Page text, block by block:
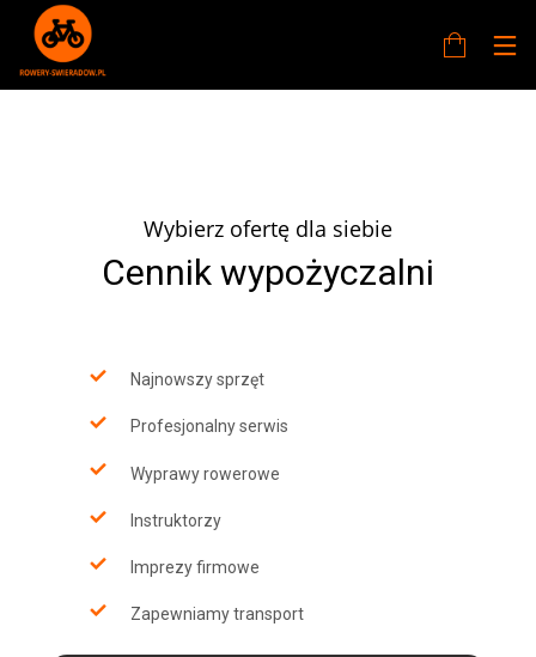
Wybierz ofertę dla siebie
Cennik wypożyczalni
Najnowszy sprzęt
Profesjonalny serwis
Wyprawy rowerowe
Instruktorzy
Imprezy firmowe
Zapewniamy transport